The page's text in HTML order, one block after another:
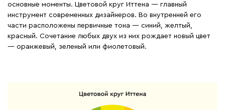
основные моменты. Цветовой круг Иттена — главный
инструмент современных дизайнеров. Во внутренней его
части расположены первичные тона — синий, желтый,
красный. Сочетание любых двух из них рождает новый цвет
— оранжевый, зеленый или фиолетовый.